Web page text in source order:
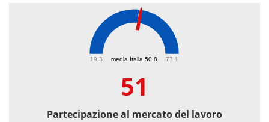
media Italia 50.8
19.3 77.1
51
Partecipazione al mercato del lavoro